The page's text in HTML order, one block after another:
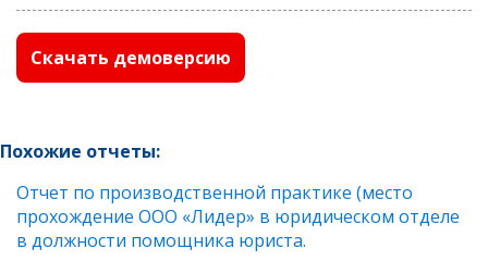
Скачать демоверсию
Похожие отчеты:
Отчет по производственной практике (место
прохождение ООО «Лидер» в юридическом отделе
в должности помощника юриста.